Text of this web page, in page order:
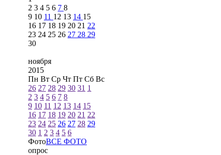
2 3 4 5 6 7 8
9 10 11 12 13 14 15
16 17 18 19 20 21 22
23 24 25 26 27 28 29
30
ноября
2015
Пн Вт Ср Чт Пт Сб Вс
26 27 28 29 30 31 1
2 3 4 5 6 7 8
9 10 11 12 13 14 15
16 17 18 19 20 21 22
23 24 25 26 27 28 29
30 1 2 3 4 5 6
ФотоВСЕ ФОТО
опрос